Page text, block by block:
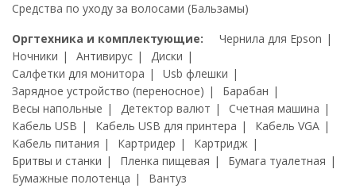
Средства по уходу за волосами (Бальзамы)
Оргтехника и комплектующие:
Чернила для Epson
Ночники
Антивирус
Диски
Салфетки для монитора
Usb флешки
Зарядное устройство (переносное)
Барабан
Весы напольные
Детектор валют
Счетная машина
Кабель USB
Кабель USB для принтера
Кабель VGA
Кабель питания
Картридер
Картридж
Бритвы и станки
Пленка пищевая
Бумага туалетная
Бумажные полотенца
Вантуз